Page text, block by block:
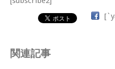
関連記事